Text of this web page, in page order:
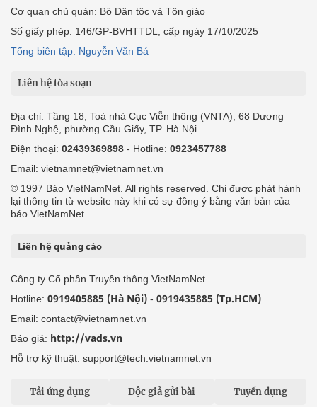
Cơ quan chủ quản: Bộ Dân tộc và Tôn giáo
Số giấy phép: 146/GP-BVHTTDL, cấp ngày 17/10/2025
Tổng biên tập: Nguyễn Văn Bá
Liên hệ tòa soạn
Địa chỉ: Tầng 18, Toà nhà Cục Viễn thông (VNTA), 68 Dương
Đình Nghệ, phường Cầu Giấy, TP. Hà Nội.
Điện thoại: 02439369898 - Hotline: 0923457788
Email: vietnamnet@vietnamnet.vn
© 1997 Báo VietNamNet. All rights reserved. Chỉ được phát hành
lại thông tin từ website này khi có sự đồng ý bằng văn bản của
báo VietNamNet.
Liên hệ quảng cáo
Công ty Cổ phần Truyền thông VietNamNet
Hotline: 0919405885 (Hà Nội) - 0919435885 (Tp.HCM)
Email: contact@vietnamnet.vn
Báo giá: http://vads.vn
Hỗ trợ kỹ thuật: support@tech.vietnamnet.vn
Tải ứng dụng Độc giả gửi bài Tuyển dụng